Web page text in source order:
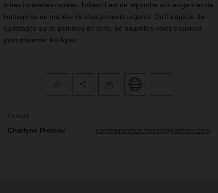
à des itinéraires rapides, l’objectif est de répondre aux exigences de
l’entreprise en matière de chargements urgents. Qu’il s’agisse de
carrelages ou de pommes de terre, de nouvelles voies s’ouvrent
pour traverser les Alpes.
Contact
Charlyne Proteau communication.france@dachser.com